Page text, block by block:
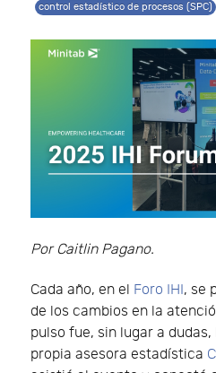
control estadístico de procesos (SPC)
Por Caitlin Pagano.
Cada año, en el Foro IHI, se
de los cambios en la
pulso fue, sin lugar a
propia asesora estadística